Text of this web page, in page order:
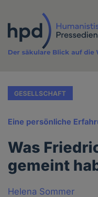
Inhalt
Der säkulare Blick auf die
GESELLSCHAFT
Eine persönliche
Was
gemeint
Helena Sommer